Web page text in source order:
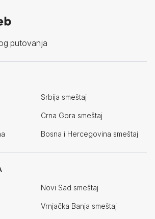
putovanja
Srbija smeštaj
Crna Gora smeštaj
Bosna i Hercegovina smeštaj
Novi Sad smeštaj
Vrnjačka Banja smeštaj